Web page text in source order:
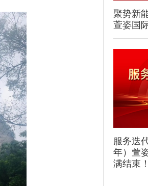
聚势新
萱姿国
服务迭
年）萱
满结束！